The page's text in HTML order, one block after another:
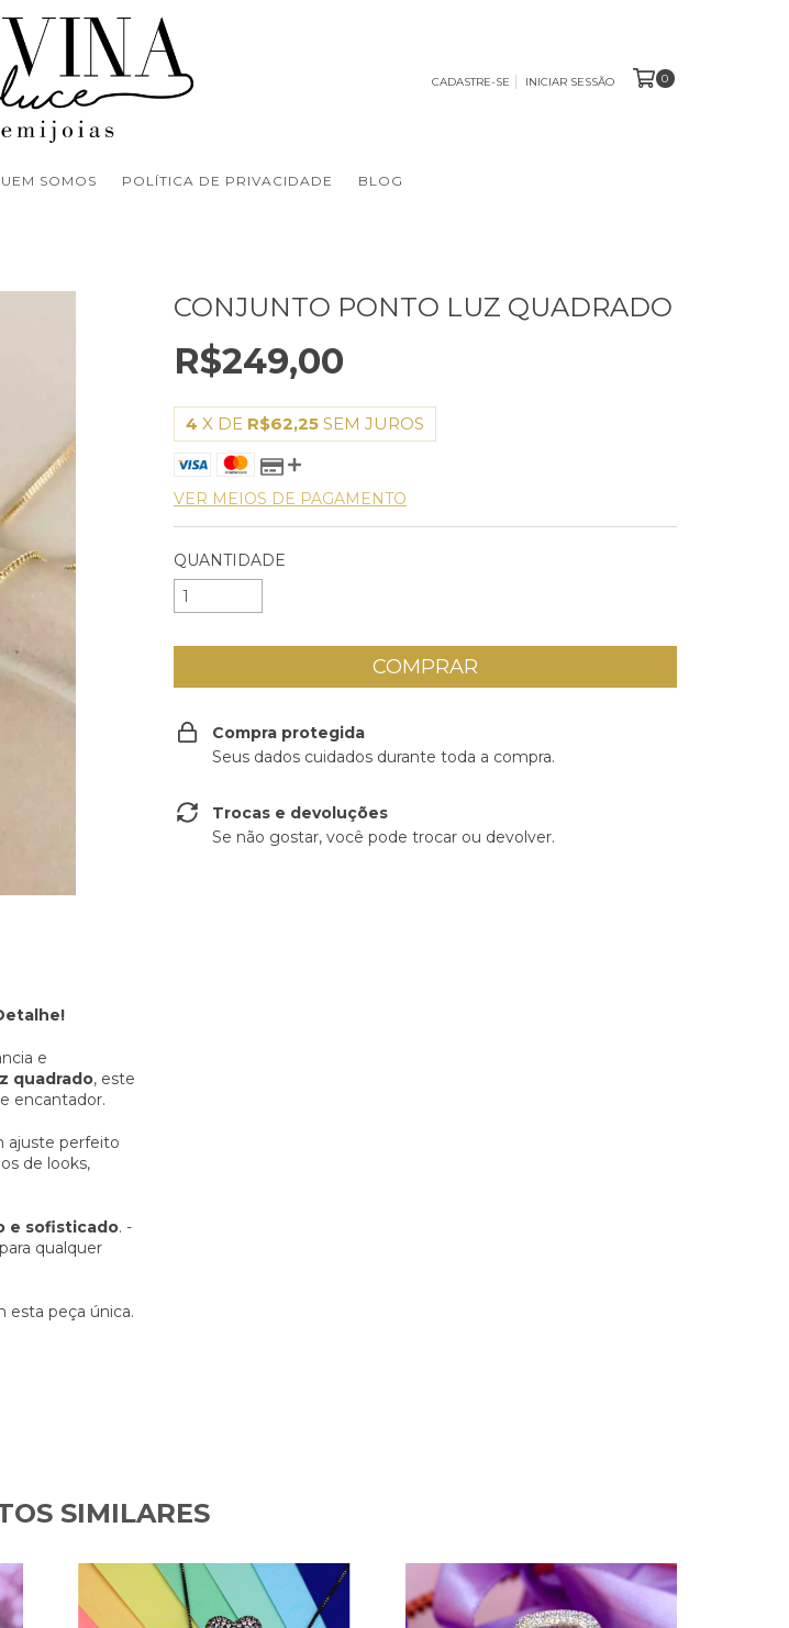
CADASTRE-SE INICIAR SESSÃO 0
SOMOS POLÍTICA DE PRIVACIDADE BLOG
e
quadrado, este
encantador.
ajuste perfeito
de looks,
e sofisticado. -
qualquer
esta peça única.
CONJUNTO PONTO LUZ QUADRADO
R$249,00
4 X DE R$62,25 SEM JUROS
VER MEIOS DE PAGAMENTO
QUANTIDADE
Compra protegida
Seus dados cuidados durante toda a compra.
Trocas e devoluções
Se não gostar, você pode trocar ou devolver.
SIMILARES